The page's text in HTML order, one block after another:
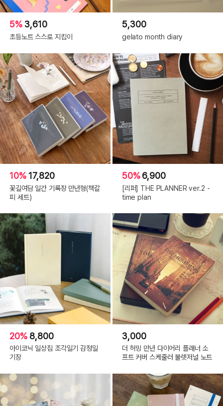
5% 3,610
초등노트 스스로 지킴이
5,300
gelato month diary
10% 17,820
꽃길여담 일간 기록장 만년형(책갈
피 세트)
50%6,900
[리퍼] THE PLANNER ver.2 -
time plan
20% 8,800
아이코닉 일상집 조각일기 감정일
기장
3,000
더 허밍 만년 다이어리 플래너 소
프트 커버 스케줄러 불렛저널 노트